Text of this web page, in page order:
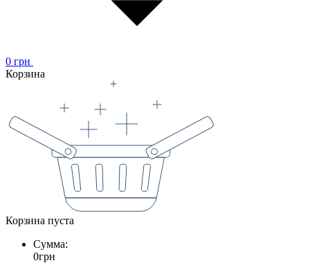
0 грн
Корзина
Корзина пуста
Сумма:
0грн